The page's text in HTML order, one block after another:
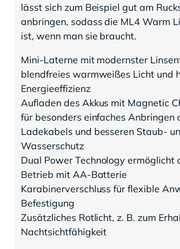
lässt sich zum Beispiel gut am
anbringen, sodass die ML4 Warm
ist, wenn man sie braucht.
Mini-Laterne mit modernster
blendfreies warmweißes Licht und
Energieeffizienz
Aufladen des Akkus mit Magnetic
für besonders einfaches Anbringen
Ladekabels und besseren Staub-
Wasserschutz
Dual Power Technology ermöglicht
Betrieb mit AA-Batterie
Karabinerverschluss für flexible
Befestigung
Zusätzliches Rotlicht, z. B. zum
Nachtsichtfähigkeit